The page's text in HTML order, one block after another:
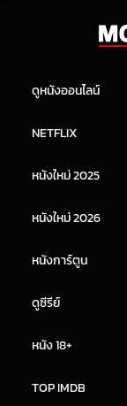
ดูหนังออนไลน์
หนังจีน
NETFLIX
หนังใหม่ 2025
หนังใหม่ 2026
หนังการ์ตูน
ดูซีรีย์
หนัง 18+
TOP IMDB